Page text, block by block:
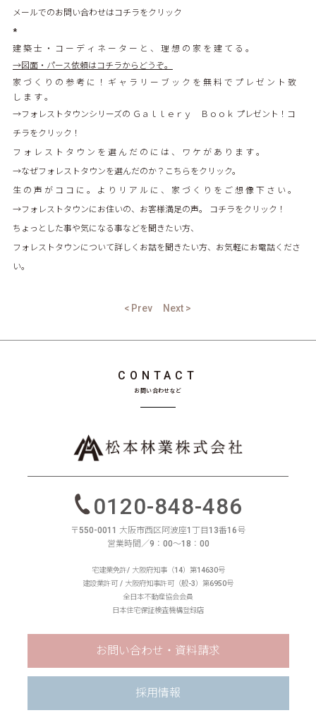
メールでのお問い合わせはコチラをクリック
*
建 築 士 ・ コ ー デ ィ ネ ー タ ー と 、 理 想 の 家 を 建 て る 。
→図面・パース依頼はコチラからどうぞ。
家 づ く り の 参 考 に ！ ギ ャ ラ リ ー ブ ッ ク を 無 料 で プ レ ゼ ン ト 致
し ま す 。
→フォレストタウンシリーズの Ｇａｌｌｅｒｙ Ｂｏｏｋ プレゼント！コ
チラをクリック！
フ ォ レ ス ト タ ウ ン を 選 ん だ の に は 、 ワ ケ が あ り ま す 。
→なぜフォレストタウンを選んだのか？こちらをクリック。
生 の 声 が コ コ に 。 よ り リ ア ル に 、 家 づ く り を ご 想 像 下 さ い 。
→フォレストタウンにお住いの、お客様満足の声。 コチラをクリック！
ちょっとした事や気になる事などを聞きたい方、
フォレストタウンについて詳しくお話を聞きたい方、お気軽にお電話くださ
い。
< Prev Next >
CONTACT
お問い合わせなど
0120-848-486
〒550-0011 大阪市西区阿波座1丁目13番16号
営業時間／9：00〜18：00
宅建業免許/ 大阪府知事（14）第14630号
建設業許可 / 大阪府知事許可（般-3）第6950号
全日本不動産協会会員
日本住宅保証検査機構登録店
お問い合わせ・資料請求
採用情報